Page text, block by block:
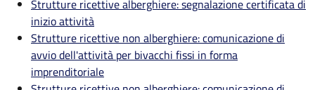
Strutture ricettive alberghiere: segnalazione certificata di
inizio attività
Strutture ricettive non alberghiere: comunicazione di
avvio dell'attività per bivacchi fissi in forma
imprenditoriale